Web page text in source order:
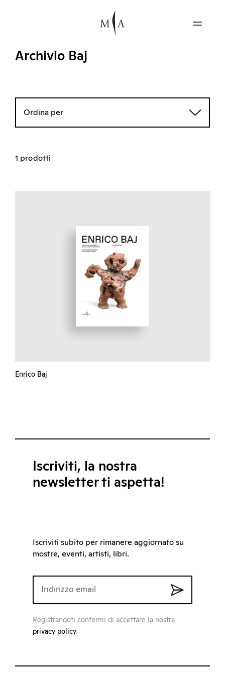
Archivio Baj
Ordina per
1 prodotti
Enrico Baj
Iscriviti, la nostra
newsletter ti aspetta!
Iscriviti subito per rimanere aggiornato su
mostre, eventi, artisti, libri.
Registrandoti confermi di accettare la nostra
privacy policy.